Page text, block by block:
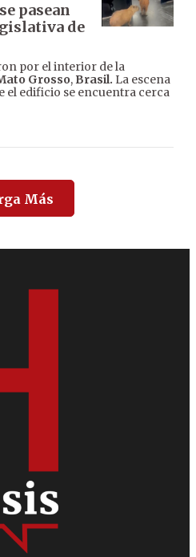
pasean
de
por el interior de la
Grosso, Brasil. La escena
el edificio se encuentra cerca
Más